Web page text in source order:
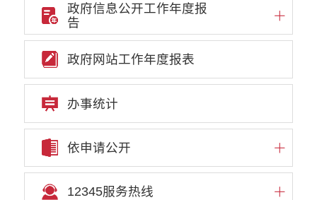
部门信息公开基本目录
重大项目
政府信息公开工作年度报
告
政府网站工作年度报表
办事统计
依申请公开
12345服务热线